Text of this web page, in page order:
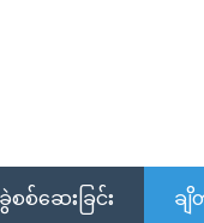
ဆေးခြင်း ခ